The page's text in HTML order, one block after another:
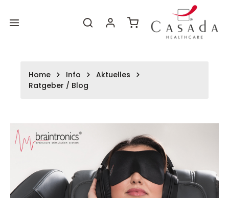
Hauptinhalt
FooterWarenkorb enthält 0
Home Info
Aktuelles
Ratgeber / Blog